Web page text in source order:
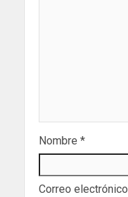
Nombre *
Correo electrónico